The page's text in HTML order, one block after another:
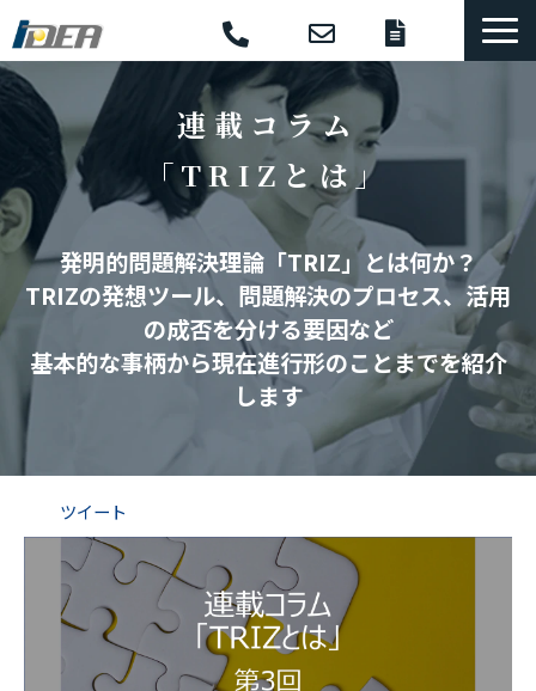
コンサル・研修
選ばれる理由
導入事例
体系的開発手法
支援ソフトウェア
セミナー
コラム
連載コラム
「TRIZとは」
発明的問題解決理論「TRIZ」とは何か？
TRIZの発想ツール、問題解決のプロセス、活用
の成否を分ける要因など
基本的な事柄から現在進行形のことまでを紹介
します
ツイート